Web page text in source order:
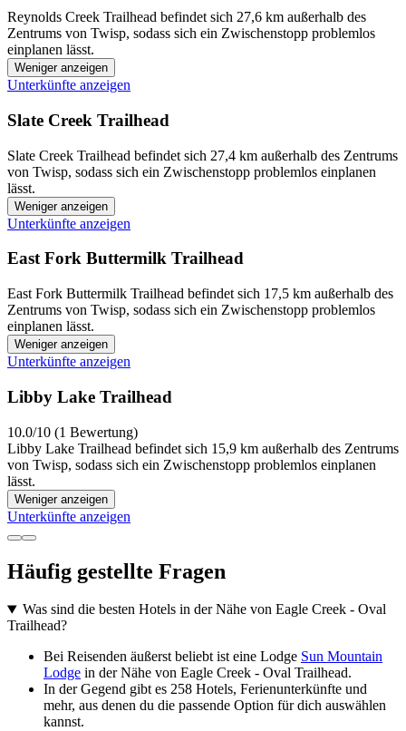
Reynolds Creek Trailhead befindet sich 27,6 km außerhalb des
Zentrums von Twisp, sodass sich ein Zwischenstopp problemlos
einplanen lässt.
Weniger anzeigen
Unterkünfte anzeigen
Slate Creek Trailhead
Slate Creek Trailhead befindet sich 27,4 km außerhalb des Zentrums
von Twisp, sodass sich ein Zwischenstopp problemlos einplanen
lässt.
Weniger anzeigen
Unterkünfte anzeigen
East Fork Buttermilk Trailhead
East Fork Buttermilk Trailhead befindet sich 17,5 km außerhalb des
Zentrums von Twisp, sodass sich ein Zwischenstopp problemlos
einplanen lässt.
Weniger anzeigen
Unterkünfte anzeigen
Libby Lake Trailhead
10.0/10 (1 Bewertung)
Libby Lake Trailhead befindet sich 15,9 km außerhalb des Zentrums
von Twisp, sodass sich ein Zwischenstopp problemlos einplanen
lässt.
Weniger anzeigen
Unterkünfte anzeigen
Häufig gestellte Fragen
Was sind die besten Hotels in der Nähe von Eagle Creek - Oval
Trailhead?
Bei Reisenden äußerst beliebt ist eine Lodge Sun Mountain
Lodge in der Nähe von Eagle Creek - Oval Trailhead.
In der Gegend gibt es 258 Hotels, Ferienunterkünfte und
mehr, aus denen du die passende Option für dich auswählen
kannst.